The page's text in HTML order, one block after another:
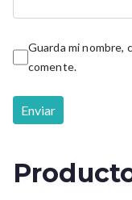
Guarda mi nombre,
comente.